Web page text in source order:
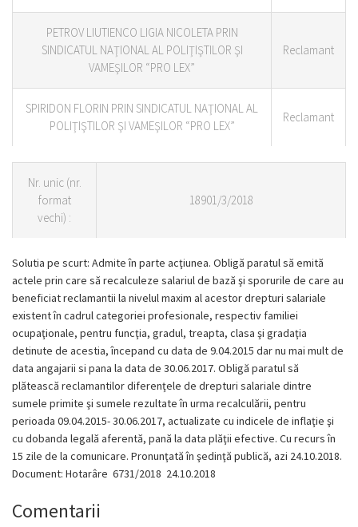
PETROV LIUTIENCO LIGIA NICOLETA PRIN
SINDICATUL NAŢIONAL AL POLIŢIŞTILOR ŞI
VAMEŞILOR “PRO LEX”
Reclamant
SPIRIDON FLORIN PRIN SINDICATUL NAŢIONAL AL
POLIŢIŞTILOR ŞI VAMEŞILOR “PRO LEX”
Reclamant
Nr. unic (nr.
format
vechi) :
18901/3/2018
Solutia pe scurt: Admite în parte acţiunea. Obligă paratul să emită
actele prin care să recalculeze salariul de bază şi sporurile de care au
beneficiat reclamantii la nivelul maxim al acestor drepturi salariale
existent în cadrul categoriei profesionale, respectiv familiei
ocupaţionale, pentru funcţia, gradul, treapta, clasa şi gradaţia
detinute de acestia, începand cu data de 9.04.2015 dar nu mai mult de
data angajarii si pana la data de 30.06.2017. Obligă paratul să
plătească reclamantilor diferenţele de drepturi salariale dintre
sumele primite şi sumele rezultate în urma recalculării, pentru
perioada 09.04.2015- 30.06.2017, actualizate cu indicele de inflaţie şi
cu dobanda legală aferentă, pană la data plăţii efective. Cu recurs în
15 zile de la comunicare. Pronunţată în şedinţă publică, azi 24.10.2018.
Document: Hotarâre 6731/2018 24.10.2018
Comentarii